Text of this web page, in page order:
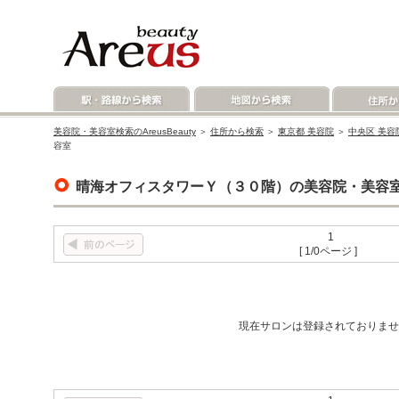
美容院・美容室検索のAreusBeauty ＞ 住所から検索 ＞ 東京都 美容院 ＞ 中央区 美容
容室
晴海オフィスタワーＹ（３０階）の美容院・美容
1
[ 1/0ページ ]
現在サロンは登録されておりま